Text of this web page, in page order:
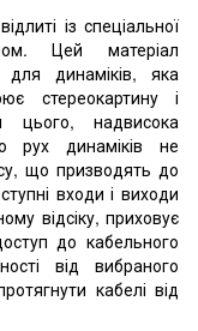
із спеціальної
Цей матеріал
динаміків, яка
стереокартину і
надвисока
рух динаміків не
що призводять до
входи і виходи
відсіку, приховує
до кабельного
від вибраного
кабелі від